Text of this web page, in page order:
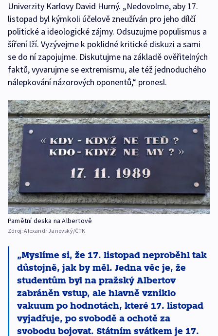
Univerzity Karlovy David Hurný. „Nedovolme, aby 17.
listopad byl kýmkoli účelově zneužíván pro jeho dílčí
politické a ideologické zájmy. Odsuzujme populismus a
šíření lží. Vyzývejme k poklidné kritické diskuzi a sami
se do ní zapojujme. Diskutujme na základě ověřitelných
faktů, vyvarujme se extremismu, ale též jednoduchého
nálepkování názorových oponentů,“ pronesl.
Pamětní deska na Albertově
Zdroj:Alexandr Janovský/ČTK
Myslíme si, že 17. listopad neproběhl tak
důstojně, jak by měl. Jedna věc je, že
studentům byl na pražský Albertov
zabráněn vstup, ale hlavně vzniklo
vakuum po hodnotách, které 17. listopad
vyjadřuje, po svobodě a ochotě za
svobodu bojovat. Státním svátkem je 17.